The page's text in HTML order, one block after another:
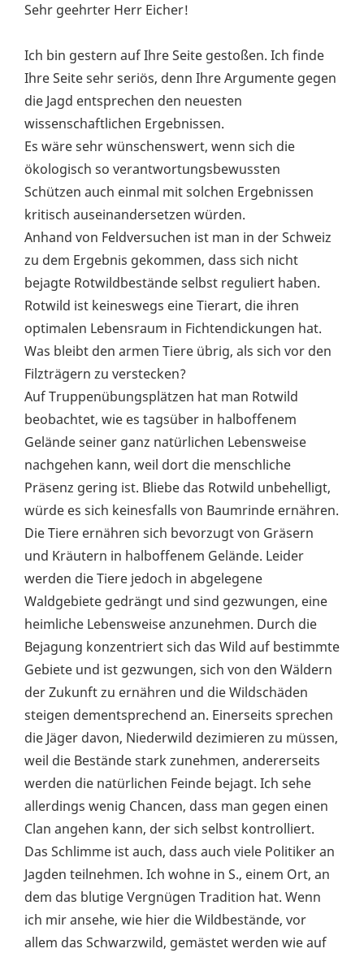
Sehr geehrter Herr Eicher!
Ich bin gestern auf Ihre Seite gestoßen. Ich finde
Ihre Seite sehr seriös, denn Ihre Argumente gegen
die Jagd entsprechen den neuesten
wissenschaftlichen Ergebnissen.
Es wäre sehr wünschenswert, wenn sich die
ökologisch so verantwortungsbewussten
Schützen auch einmal mit solchen Ergebnissen
kritisch auseinandersetzen würden.
Anhand von Feldversuchen ist man in der Schweiz
zu dem Ergebnis gekommen, dass sich nicht
bejagte Rotwildbestände selbst reguliert haben.
Rotwild ist keineswegs eine Tierart, die ihren
optimalen Lebensraum in Fichtendickungen hat.
Was bleibt den armen Tiere übrig, als sich vor den
Filzträgern zu verstecken?
Auf Truppenübungsplätzen hat man Rotwild
beobachtet, wie es tagsüber in halboffenem
Gelände seiner ganz natürlichen Lebensweise
nachgehen kann, weil dort die menschliche
Präsenz gering ist. Bliebe das Rotwild unbehelligt,
würde es sich keinesfalls von Baumrinde ernähren.
Die Tiere ernähren sich bevorzugt von Gräsern
und Kräutern in halboffenem Gelände. Leider
werden die Tiere jedoch in abgelegene
Waldgebiete gedrängt und sind gezwungen, eine
heimliche Lebensweise anzunehmen. Durch die
Bejagung konzentriert sich das Wild auf bestimmte
Gebiete und ist gezwungen, sich von den Wäldern
der Zukunft zu ernähren und die Wildschäden
steigen dementsprechend an. Einerseits sprechen
die Jäger davon, Niederwild dezimieren zu müssen,
weil die Bestände stark zunehmen, andererseits
werden die natürlichen Feinde bejagt. Ich sehe
allerdings wenig Chancen, dass man gegen einen
Clan angehen kann, der sich selbst kontrolliert.
Das Schlimme ist auch, dass auch viele Politiker an
Jagden teilnehmen. Ich wohne in S., einem Ort, an
dem das blutige Vergnügen Tradition hat. Wenn
ich mir ansehe, wie hier die Wildbestände, vor
allem das Schwarzwild, gemästet werden wie auf